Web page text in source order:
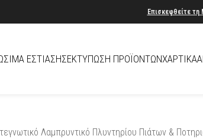
Επισκεφθείτε τη
ΕΣΤΊΑΣΗΣΕΚΤΎΠΩΣΗ ΠΡΟΪΌΝΤΩΝΧΑΡΤΙΚΆ
Λαμπρυντικό Πλυντηρίου Πιάτων &